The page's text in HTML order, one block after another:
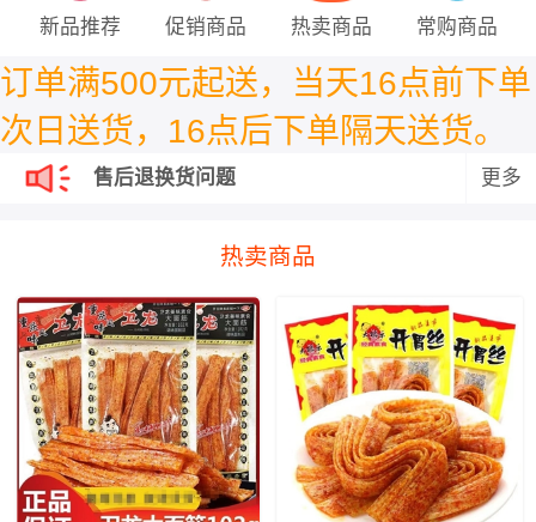
新品推荐 促销商品 热卖商品 常购商品
订单满500元起送， 当天16点前下单
次日送货，16点后下单隔天送货。
售后退换货问题 更多
热卖商品